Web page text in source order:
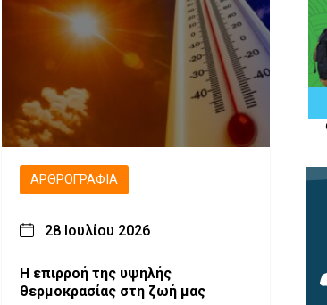
ΑΡΘΡΟΓΡΑΦΊΑ
28 Ιουλίου 2026
Η επιρροή της υψηλής
θερμοκρασίας στη ζωή μας